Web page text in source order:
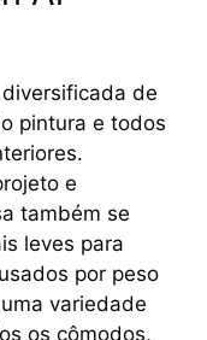
de
pintura e todos
e
também se
leves para
por peso
variedade
os cômodos,